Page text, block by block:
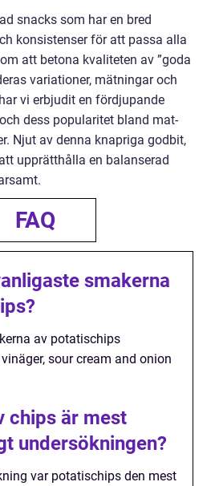
snacks som har en bred
konsistenser för att passa alla
att betona kvaliteten av ”goda
variationer, mätningar och
vi erbjudit en fördjupande
dess popularitet bland mat-
Njut av denna knapriga godbit,
upprätthålla en balanserad
FAQ
smakerna
av potatischips
sour cream and onion
chips är mest
undersökningen?
var potatischips den mest